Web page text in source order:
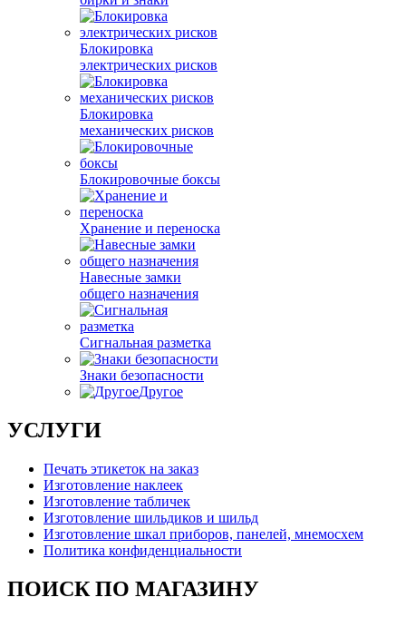
Блокировка
электрических рисков
Блокировка
механических рисков
Блокировочные боксы
Хранение и переноска
Навесные замки
общего назначения
Сигнальная разметка
Знаки безопасности
Другое
УСЛУГИ
Печать этикеток на заказ
Изготовление наклеек
Изготовление табличек
Изготовление шильдиков и шильд
Изготовление шкал приборов, панелей, мнемосхем
Политика конфиденциальности
ПОИСК ПО МАГАЗИНУ